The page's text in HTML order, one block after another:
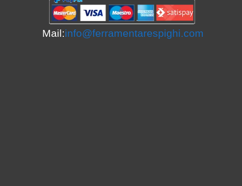
Mail:info@ferramentarespighi.com